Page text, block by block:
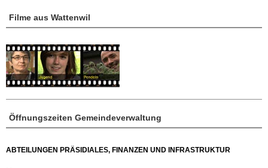
Öffnungszeiten Gemeindeverwaltung
ABTEILUNGEN PRÄSIDIALES, FINANZEN UND INFRASTRUKTUR
Filme aus Wattenwil